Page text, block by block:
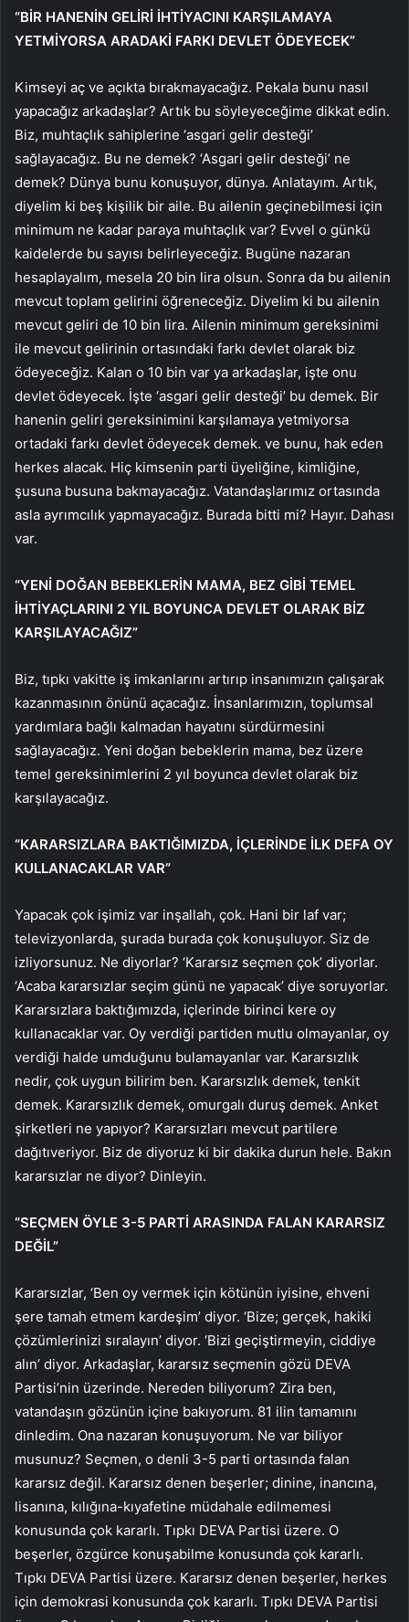
“BİR HANENİN GELİRİ İHTİYACINI KARŞILAMAYA
YETMİYORSA ARADAKİ FARKI DEVLET ÖDEYECEK”
Kimseyi aç ve açıkta bırakmayacağız. Pekala bunu nasıl
yapacağız arkadaşlar? Artık bu söyleyeceğime dikkat edin.
Biz, muhtaçlık sahiplerine ‘asgari gelir desteği’
sağlayacağız. Bu ne demek? ‘Asgari gelir desteği’ ne
demek? Dünya bunu konuşuyor, dünya. Anlatayım. Artık,
diyelim ki beş kişilik bir aile. Bu ailenin geçinebilmesi için
minimum ne kadar paraya muhtaçlık var? Evvel o günkü
kaidelerde bu sayısı belirleyeceğiz. Bugüne nazaran
hesaplayalım, mesela 20 bin lira olsun. Sonra da bu ailenin
mevcut toplam gelirini öğreneceğiz. Diyelim ki bu ailenin
mevcut geliri de 10 bin lira. Ailenin minimum gereksinimi
ile mevcut gelirinin ortasındaki farkı devlet olarak biz
ödeyeceğiz. Kalan o 10 bin var ya arkadaşlar, işte onu
devlet ödeyecek. İşte ‘asgari gelir desteği’ bu demek. Bir
hanenin geliri gereksinimini karşılamaya yetmiyorsa
ortadaki farkı devlet ödeyecek demek. ve bunu, hak eden
herkes alacak. Hiç kimsenin parti üyeliğine, kimliğine,
şusuna busuna bakmayacağız. Vatandaşlarımız ortasında
asla ayrımcılık yapmayacağız. Burada bitti mi? Hayır. Dahası
var.
“YENİ DOĞAN BEBEKLERİN MAMA, BEZ GİBİ TEMEL
İHTİYAÇLARINI 2 YIL BOYUNCA DEVLET OLARAK BİZ
KARŞILAYACAĞIZ”
Biz, tıpkı vakitte iş imkanlarını artırıp insanımızın çalışarak
kazanmasının önünü açacağız. İnsanlarımızın, toplumsal
yardımlara bağlı kalmadan hayatını sürdürmesini
sağlayacağız. Yeni doğan bebeklerin mama, bez üzere
temel gereksinimlerini 2 yıl boyunca devlet olarak biz
karşılayacağız.
“KARARSIZLARA BAKTIĞIMIZDA, İÇLERİNDE İLK DEFA OY
KULLANACAKLAR VAR”
Yapacak çok işimiz var inşallah, çok. Hani bir laf var;
televizyonlarda, şurada burada çok konuşuluyor. Siz de
izliyorsunuz. Ne diyorlar? ‘Kararsız seçmen çok’ diyorlar.
‘Acaba kararsızlar seçim günü ne yapacak’ diye soruyorlar.
Kararsızlara baktığımızda, içlerinde birinci kere oy
kullanacaklar var. Oy verdiği partiden mutlu olmayanlar, oy
verdiği halde umduğunu bulamayanlar var. Kararsızlık
nedir, çok uygun bilirim ben. Kararsızlık demek, tenkit
demek. Kararsızlık demek, omurgalı duruş demek. Anket
şirketleri ne yapıyor? Kararsızları mevcut partilere
dağıtıveriyor. Biz de diyoruz ki bir dakika durun hele. Bakın
kararsızlar ne diyor? Dinleyin.
“SEÇMEN ÖYLE 3-5 PARTİ ARASINDA FALAN KARARSIZ
DEĞİL”
Kararsızlar, ‘Ben oy vermek için kötünün iyisine, ehveni
şere tamah etmem kardeşim’ diyor. ‘Bize; gerçek, hakiki
çözümlerinizi sıralayın’ diyor. ‘Bizi geçiştirmeyin, ciddiye
alın’ diyor. Arkadaşlar, kararsız seçmenin gözü DEVA
Partisi’nin üzerinde. Nereden biliyorum? Zira ben,
vatandaşın gözünün içine bakıyorum. 81 ilin tamamını
dinledim. Ona nazaran konuşuyorum. Ne var biliyor
musunuz? Seçmen, o denli 3-5 parti ortasında falan
kararsız değil. Kararsız denen beşerler; dinine, inancına,
lisanına, kılığına-kıyafetine müdahale edilmemesi
konusunda çok kararlı. Tıpkı DEVA Partisi üzere. O
beşerler, özgürce konuşabilme konusunda çok kararlı.
Tıpkı DEVA Partisi üzere. Kararsız denen beşerler, herkes
için demokrasi konusunda çok kararlı. Tıpkı DEVA Partisi